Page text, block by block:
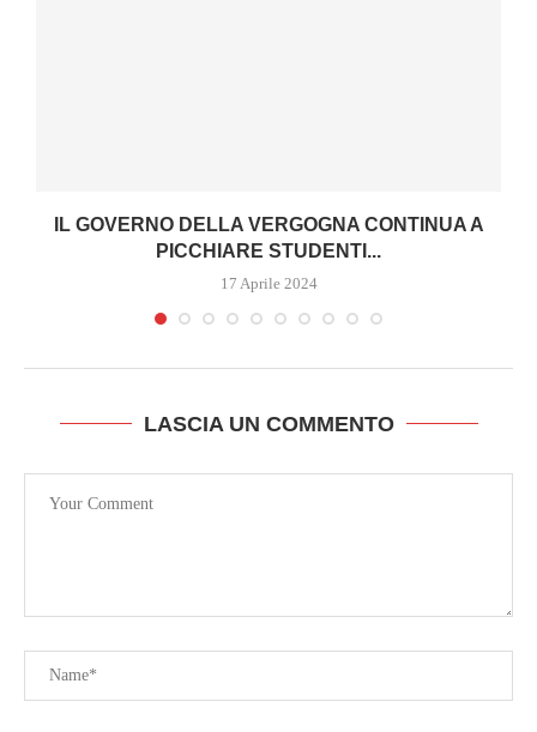
IL GOVERNO DELLA VERGOGNA CONTINUA A
PICCHIARE STUDENTI...
17 Aprile 2024
LASCIA UN COMMENTO